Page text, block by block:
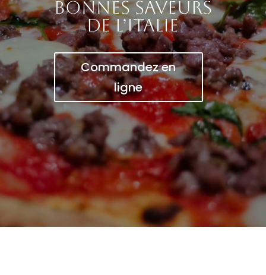
bonnes saveurs
de l’Italie
Commandez en
ligne